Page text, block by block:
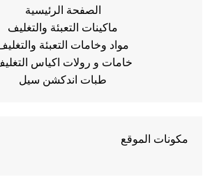
الصفحة الرئيسية
ماكينات التعبئة والتغليف
مواد وخامات التعبئة
خامات و رولات اكياس
طبات اندكشن سيل
مكونات الموقع